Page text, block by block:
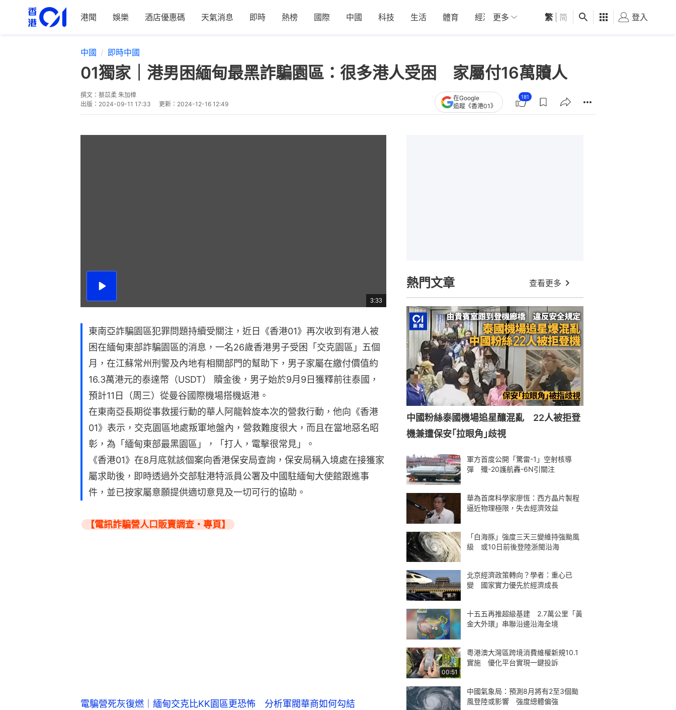
港聞 娛樂 酒店優惠碼 天氣消息 即時 熱榜 國際 中國 科技 生活 體育 經濟 01深圳 觀點 健康 好食玩飛
更多 繁 简 登入
中國 即時中國
01獨家｜港男困緬甸最黑詐騙園區：很多港人受困 家屬付16萬贖人
撰文： 蔡苡柔 朱加樟
出版： 2024-09-11 17:33 更新： 2024-12-16 12:49
在Google
追蹤《香港01》
181
播
總
共
3:33
東南亞詐騙園區犯罪問題持續受關注，近日《香港01》再次收到有港人被
困在緬甸東部詐騙園區的消息，一名26歲香港男子受困「交克園區」五個
月，在江蘇常州刑警及內地有相關部門的幫助下，男子家屬在繳付價值約
16.3萬港元的泰達幣（USDT） 贖金後，男子始於9月9日獲釋前往泰國，
預計11日（周三）從曼谷國際機場搭機返港。
在東南亞長期從事救援行動的華人阿龍斡旋本次的營救行動，他向《香港
01》表示，交克園區地處叛軍地盤內，營救難度很大，而且在當地惡名昭
彰，為「緬甸東部最黑園區」，「打人，電擊很常見」。
《香港01》在8月底就該個案向香港保安局查詢，保安局稱入境處在接獲家
屬求助後，即時透過外交部駐港特派員公署及中國駐緬甸大使館跟進事
件，並已按家屬意願提供適切意見及一切可行的協助。
【電訊詐騙營人口販賣調查・專頁】
電騙營死灰復燃｜緬甸交克比KK園區更恐怖 分析軍閥華商如何勾結
熱門文章 查看更多
中國粉絲泰國機場追星釀混亂 22人被拒登
機兼遭保安｢拉眼角｣歧視
軍方首度公開「驚雷-1」空射核導
彈 殲-20護航轟-6N引關注
華為首席科學家廖恆：西方晶片製程
逼近物理極限，失去經濟效益
「白海豚」強度三天三變維持強颱風
級 或10日前後登陸浙閩沿海
北京經濟政策轉向？學者：重心已
變 國家實力優先於經濟成長
十五五再推超級基建 2.7萬公里「黃
金大外環」串聯沿邊沿海全境
00:51
粵港澳大灣區跨境消費維權新規10.1
實施 優化平台實現一鍵投訴
中國氣象局：預測8月將有2至3個颱
風登陸或影響 強度總體偏強